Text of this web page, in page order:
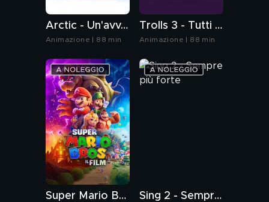
Arctic - Un'avventura glaciale
Animazione | 88 min
Trolls 3 - Tutti insieme
Animazione | 88 min
Super Mario Bros. Il film Sing 2 - Sempre più forte